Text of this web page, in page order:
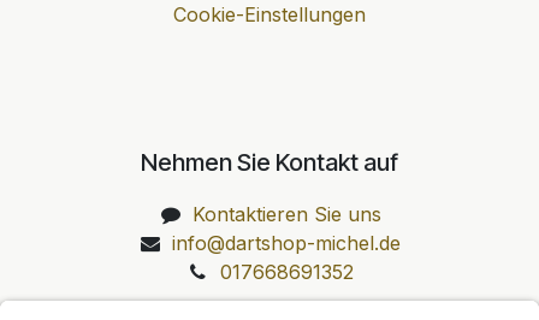
Cookie-Einstellungen
Nehmen Sie Kontakt auf
Kontaktieren Sie uns
info@dartshop-michel.de
017668691352